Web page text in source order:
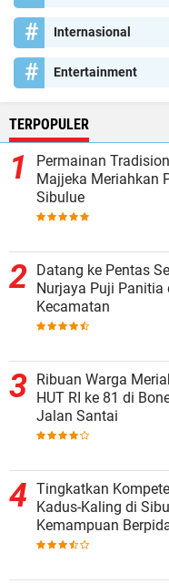
Internasional
Entertainment
TERPOPULER
Permainan
Majjeka Meriahkan
Sibulue
Datang ke Pentas
Nurjaya Puji Panitia
Kecamatan
Ribuan Warga
HUT RI ke 81 di
Jalan Santai
Tingkatkan
Kadus-Kaling di
Kemampuan